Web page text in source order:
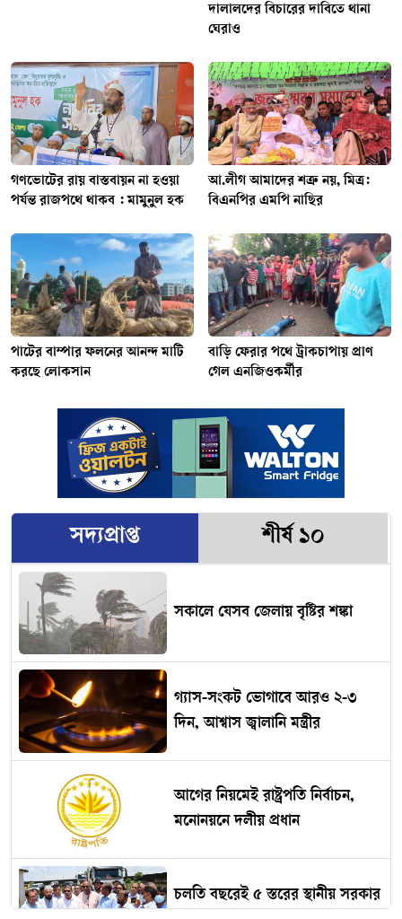
দালালদের বিচারের দাবিতে থানা
ঘেরাও
গণভোটের রায় বাস্তবায়ন না হওয়া
পর্যন্ত রাজপথে থাকব : মামুনুল হক
আ.লীগ আমাদের শত্রু নয়, মিত্র:
বিএনপির এমপি নাছির
পাটের বাম্পার ফলনের আনন্দ মাটি
করছে লোকসান
বাড়ি ফেরার পথে ট্রাকচাপায় প্রাণ
গেল এনজিওকর্মীর
সদ্যপ্রাপ্ত শীর্ষ ১০
সকালে যেসব জেলায় বৃষ্টির শঙ্কা
গ্যাস-সংকট ভোগাবে আরও ২-৩
দিন, আশ্বাস জ্বালানি মন্ত্রীর
আগের নিয়মেই রাষ্ট্রপতি নির্বাচন,
মনোনয়নে দলীয় প্রধান
চলতি বছরেই ৫ স্তরের স্থানীয় সরকার